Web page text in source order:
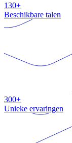
130+
Beschikbare talen
300+
Unieke ervaringen